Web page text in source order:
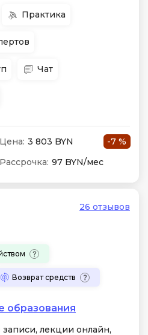
Практика
Чат
Цена: 3 803 BYN
-7 %
Рассрочка: 97 BYN/мес
26 отзывов
Возврат средств
образования
лекции онлайн,